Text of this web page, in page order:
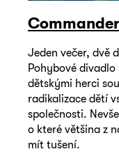
Commander
Jeden večer, dvě
Pohybové
dětskými herci
radikalizace dětí
společnosti.
o které většina z
mít tušení.